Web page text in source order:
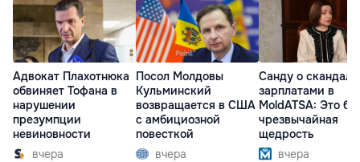
Адвокат Плахотнюка
обвиняет Тофана в
нарушении
презумпции
невиновности
вчера
Посол Молдовы
Кульминский
возвращается в США
с амбициозной
повесткой
вчера
Санду о
зарплатами в
MoldATSA: Это
чрезвычайная
щедрость
вчера